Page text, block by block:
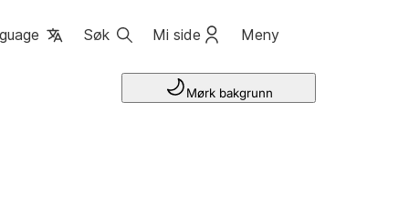
Søk Mi side Meny
Mørk bakgrunn